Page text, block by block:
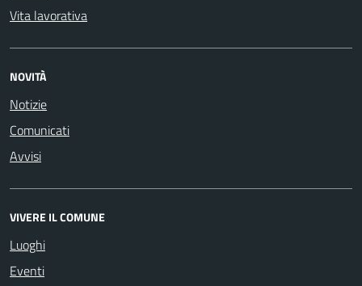
Vita lavorativa
NOVITÀ
Notizie
Comunicati
Avvisi
VIVERE IL COMUNE
Luoghi
Eventi